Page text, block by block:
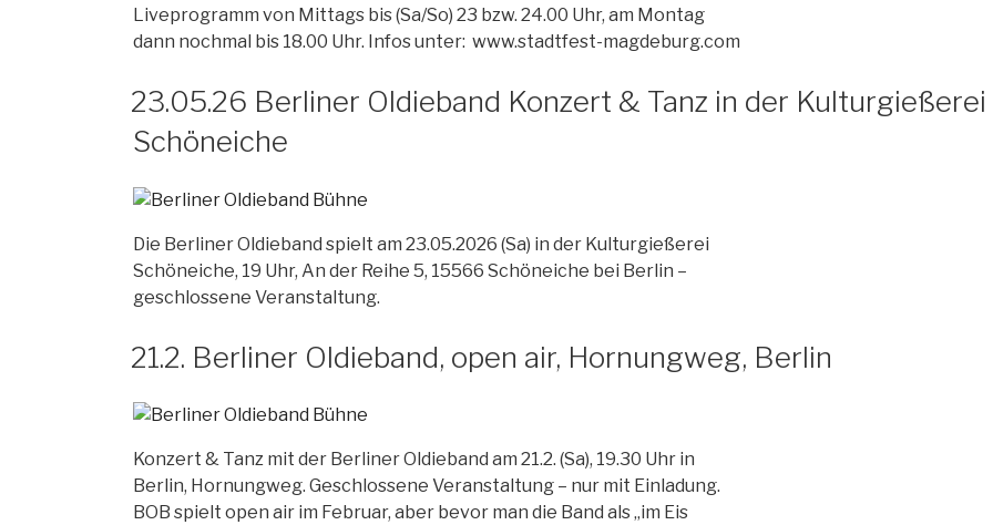
Liveprogramm von Mittags bis (Sa/So) 23 bzw. 24.00 Uhr, am Montag
dann nochmal bis 18.00 Uhr. Infos unter: www.stadtfest-magdeburg.com
23.05.26 Berliner Oldieband Konzert & Tanz in der Kulturgießerei
Schöneiche
Die Berliner Oldieband spielt am 23.05.2026 (Sa) in der Kulturgießerei
Schöneiche, 19 Uhr, An der Reihe 5, 15566 Schöneiche bei Berlin –
geschlossene Veranstaltung.
21.2. Berliner Oldieband, open air, Hornungweg, Berlin
Konzert & Tanz mit der Berliner Oldieband am 21.2. (Sa), 19.30 Uhr in
Berlin, Hornungweg. Geschlossene Veranstaltung – nur mit Einladung.
BOB spielt open air im Februar, aber bevor man die Band als „im Eis